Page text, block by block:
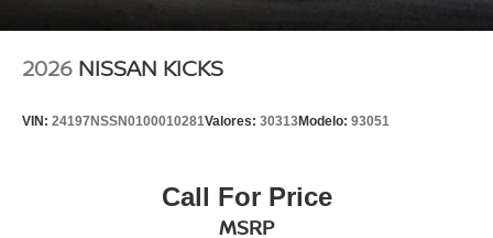
2026 NISSAN KICKS
VIN: 24197NSSN0100010281Valores: 30313Modelo: 93051
Call For Price
MSRP